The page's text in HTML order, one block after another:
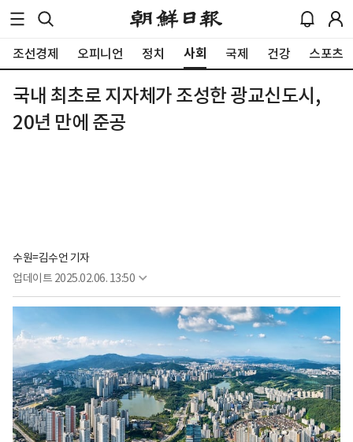
조선경제 오피니언 정치 사회 국제 건강 스포츠
국내 최초로 지자체가 조성한 광교신도시,
20년 만에 준공
수원=김수언 기자
업데이트 2025.02.06. 13:50